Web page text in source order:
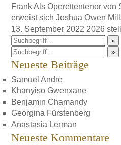
Frank Als Operettentenor von
erweist sich Joshua Owen
13. September 2022 2026
»
»
Neueste Beiträge
Samuel Andre
Khanyiso Gwenxane
Benjamin Chamandy
Georgina Fürstenberg
Anastasia Lerman
Neueste Kommentare